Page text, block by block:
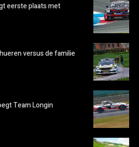
eerste plaats met
versus de familie
Team Longin